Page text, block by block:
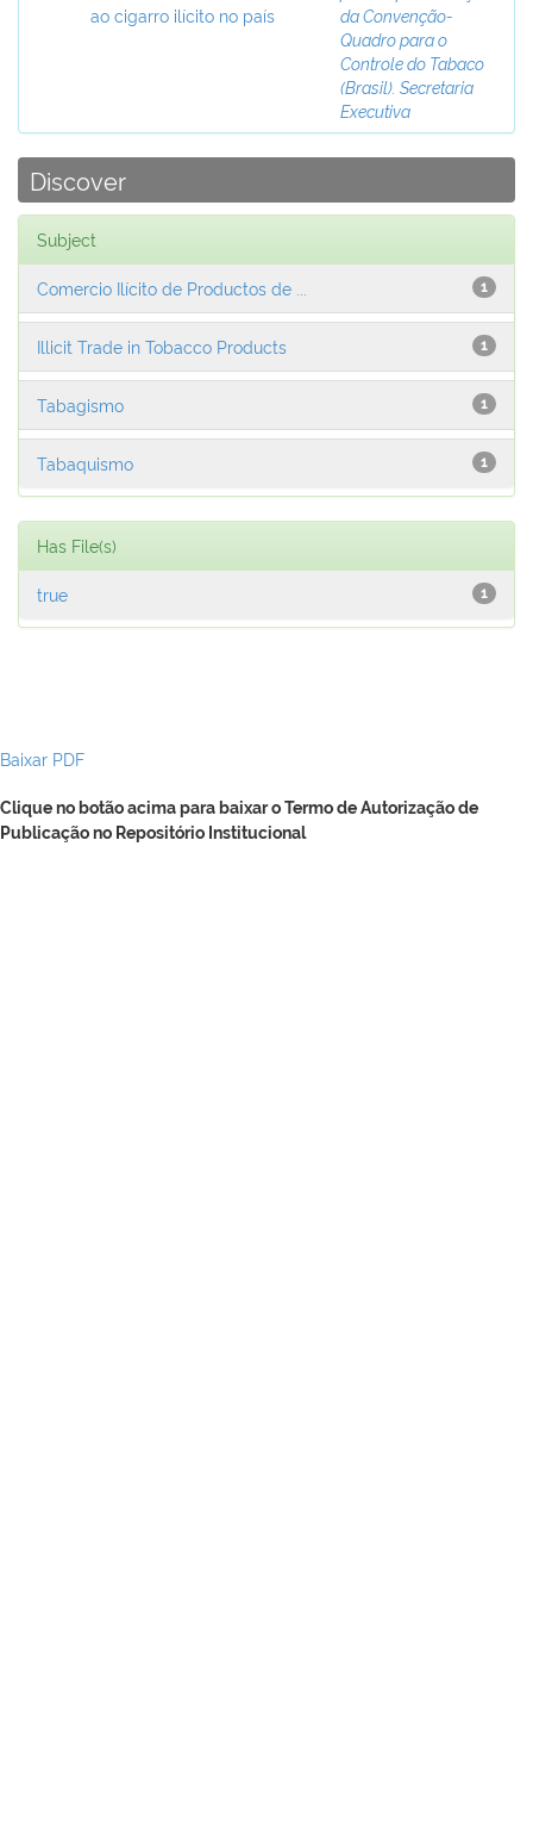
ao cigarro ilícito no país
da Convenção-
Quadro para o
Controle do Tabaco
(Brasil). Secretaria
Executiva
Discover
Subject
1
Comercio Ilícito de Productos de ...
1
Illicit Trade in Tobacco Products
1
Tabagismo
1
Tabaquismo
Has File(s)
1
true
Baixar PDF
Clique no botão acima para baixar o Termo de Autorização de
Publicação no Repositório Institucional